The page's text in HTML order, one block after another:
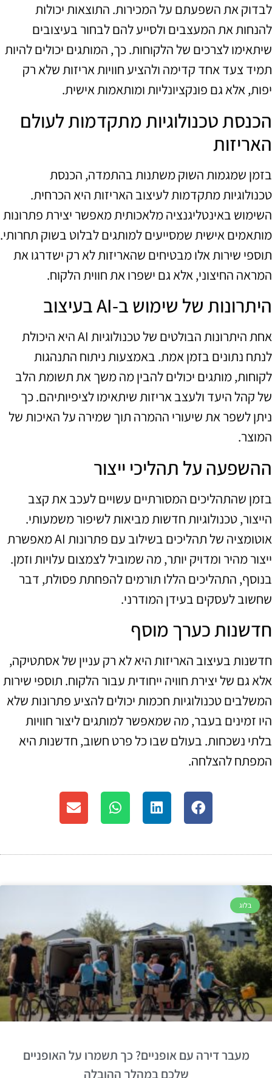
לבדוק את השפעתם על המכירות. התוצאות יכולות
להנחות את המעצבים ולסייע להם לבחור בעיצובים
שיתאימו לצרכים של הלקוחות. כך, המותגים יכולים להיות
תמיד צעד אחד קדימה ולהציע חוויות אריזות שלא רק
יפות, אלא גם פונקציונליות ומותאמות אישית.
הכנסת טכנולוגיות מתקדמות לעולם
האריזות
בזמן שמגמות השוק משתנות בהתמדה, הכנסת
טכנולוגיות מתקדמות לעיצוב האריזות היא הכרחית.
השימוש באינטליגנציה מלאכותית מאפשר יצירת פתרונות
מותאמים אישית שמסייעים למותגים לבלוט בשוק תחרותי.
תוספי שירות אלו מבטיחים שהאריזות לא רק ישדרגו את
המראה החיצוני, אלא גם ישפרו את חווית הלקוח.
היתרונות של שימוש ב-AI בעיצוב
אחת היתרונות הבולטים של טכנולוגיות AI היא היכולת
לנתח נתונים בזמן אמת. באמצעות ניתוח התנהגות
לקוחות, מותגים יכולים להבין מה משך את תשומת הלב
של קהל היעד ולעצב אריזות שיתאימו לציפיותיהם. כך
ניתן לשפר את שיעורי ההמרה תוך שמירה על האיכות של
המוצר.
ההשפעה על תהליכי ייצור
בזמן שהתהליכים המסורתיים עשויים לעכב את קצב
הייצור, טכנולוגיות חדשות מביאות לשיפור משמעותי.
אוטומציה של תהליכים בשילוב עם פתרונות AI מאפשרת
ייצור מהיר ומדויק יותר, מה שמוביל לצמצום עלויות וזמן.
בנוסף, התהליכים הללו תורמים להפחתת פסולת, דבר
שחשוב לעסקים בעידן המודרני.
חדשנות כערך מוסף
חדשנות בעיצוב האריזות היא לא רק עניין של אסתטיקה,
אלא גם של יצירת חוויה ייחודית עבור הלקוח. תוספי שירות
המשלבים טכנולוגיות חכמות יכולים להציע פתרונות שלא
היו זמינים בעבר, מה שמאפשר למותגים ליצור חוויות
בלתי נשכחות. בעולם שבו כל פרט חשוב, חדשנות היא
המפתח להצלחה.
בלוג
מעבר דירה עם אופניים? כך תשמרו על האופניים
שלכם במהלך ההובלה